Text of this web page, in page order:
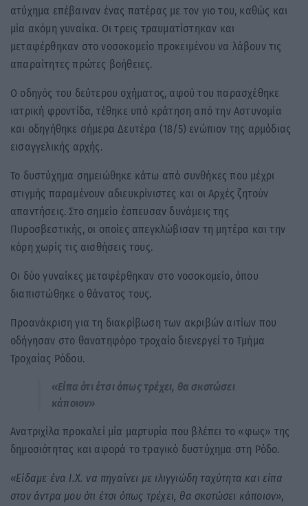
ατύχημα επέβαιναν ένας πατέρας με τον γιο του, καθώς και
μία ακόμη γυναίκα. Οι τρεις τραυματίστηκαν και
μεταφέρθηκαν στο νοσοκομείο προκειμένου να λάβουν τις
απαραίτητες πρώτες βοήθειες.
Ο οδηγός του δεύτερου οχήματος, αφού του παρασχέθηκε
ιατρική φροντίδα, τέθηκε υπό κράτηση από την Αστυνομία
και οδηγήθηκε σήμερα Δευτέρα (18/5) ενώπιον της αρμόδιας
εισαγγελικής αρχής.
Το δυστύχημα σημειώθηκε κάτω από συνθήκες που μέχρι
στιγμής παραμένουν αδιευκρίνιστες και οι Αρχές ζητούν
απαντήσεις. Στο σημείο έσπευσαν δυνάμεις της
Πυροσβεστικής, οι οποίες απεγκλώβισαν τη μητέρα και την
κόρη χωρίς τις αισθήσεις τους.
Οι δύο γυναίκες μεταφέρθηκαν στο νοσοκομείο, όπου
διαπιστώθηκε ο θάνατος τους.
Προανάκριση για τη διακρίβωση των ακριβών αιτίων που
οδήγησαν στο θανατηφόρο τροχαίο διενεργεί το Τμήμα
Τροχαίας Ρόδου.
«Είπα ότι έτσι όπως τρέχει, θα σκοτώσει
κάποιον»
Ανατριχίλα προκαλεί μία μαρτυρία που βλέπει το «φως» της
δημοσιότητας και αφορά το τραγικό δυστύχημα στη Ρόδο.
«Είδαμε ένα Ι.Χ. να πηγαίνει με ιλιγγιώδη ταχύτητα και είπα
στον άντρα μου ότι έτσι όπως τρέχει, θα σκοτώσει κάποιον»,